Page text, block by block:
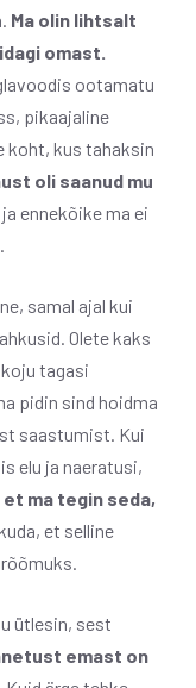
Ma olin lihtsalt
omast.
ootamatu
pikaajaline
koht, kus tahaksin
oli saanud mu
ja ennekõike ma ei
samal ajal kui
Olete kaks
tagasi
pidin sind hoidma
saastumist. Kui
elu ja naeratusi,
et ma tegin seda,
et selline
ütlesin, sest
emast on